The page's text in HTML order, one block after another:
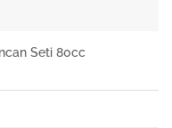
Seti 80cc